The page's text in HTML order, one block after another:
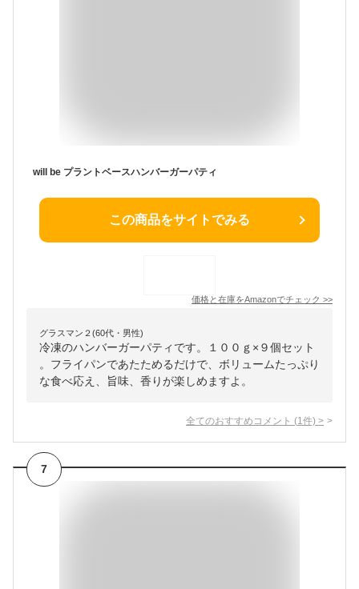
will be プラントベースハンバーガーパティ
この商品をサイトでみる
価格と在庫をAmazonでチェック >>
グラスマン２(60代・男性)
冷凍のハンバーガーパティです。１００ｇ×９個セット
。フライパンであたためるだけで、ボリュームたっぷり
な食べ応え、旨味、香りが楽しめますよ。
全てのおすすめコメント (1 件) >
7